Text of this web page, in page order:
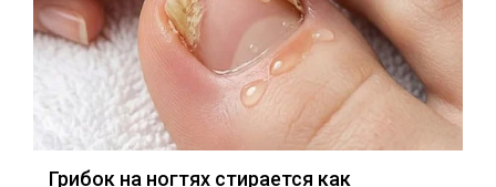
Грибок на ногтях стирается как